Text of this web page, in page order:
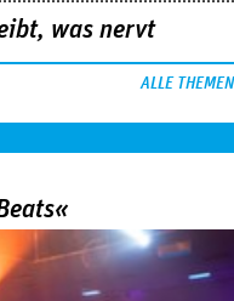
was nervt
ALLE THEMEN